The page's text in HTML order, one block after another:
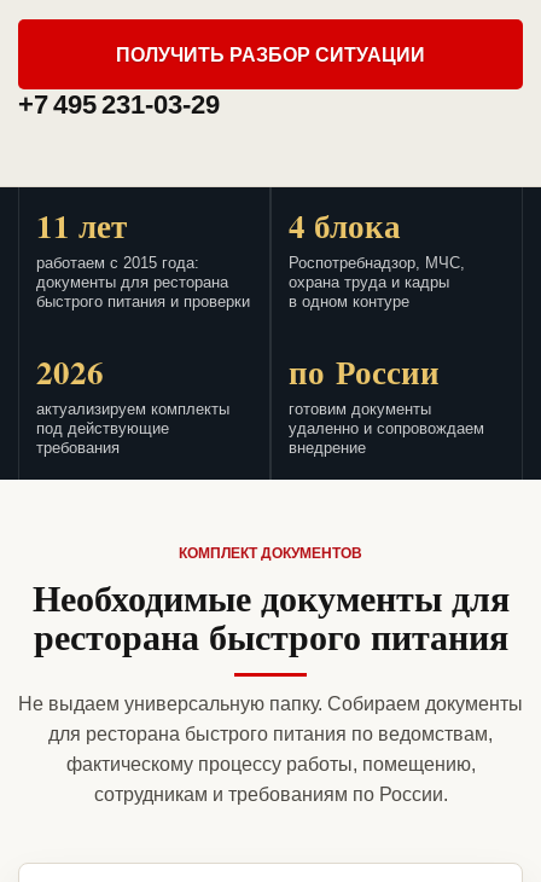
ПОЛУЧИТЬ РАЗБОР СИТУАЦИИ
+7 495 231-03-29
11 лет
работаем с 2015 года:
документы для ресторана
быстрого питания и проверки
4 блока
Роспотребнадзор, МЧС,
охрана труда и кадры
в одном контуре
2026
актуализируем комплекты
под действующие
требования
по России
готовим документы
удаленно и сопровождаем
внедрение
КОМПЛЕКТ ДОКУМЕНТОВ
Необходимые документы для
ресторана быстрого питания
Не выдаем универсальную папку. Собираем документы
для ресторана быстрого питания по ведомствам,
фактическому процессу работы, помещению,
сотрудникам и требованиям по России.